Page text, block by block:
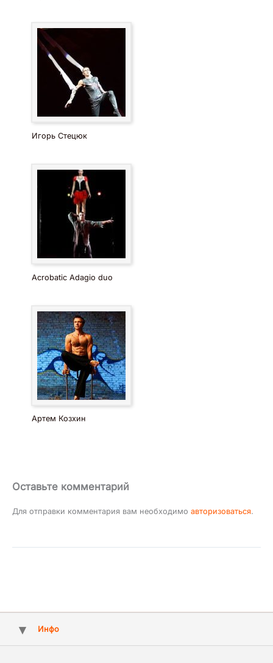
Игорь Стецюк
Acrobatic Adagio duo
Артем Козхин
Оставьте комментарий
Для отправки комментария вам необходимо авторизоваться.
Инфо